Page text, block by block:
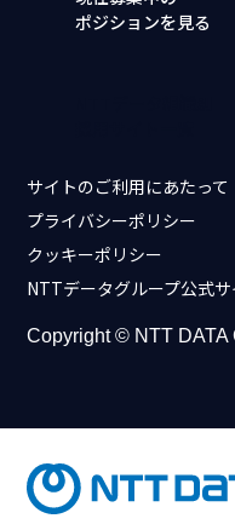
ポジションを見る
サイトのご利用にあたって
プライバシーポリシー
クッキーポリシー
NTTデータグループ公式サ
Copyright © NTT DATA